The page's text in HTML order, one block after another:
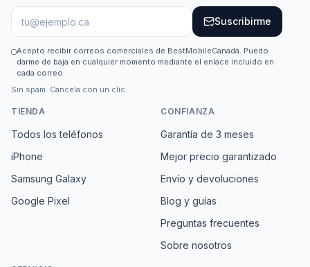
Suscribirme
Acepto recibir correos comerciales de BestMobileCanada. Puedo
darme de baja en cualquier momento mediante el enlace incluido en
cada correo.
Sin spam. Cancela con un clic.
TIENDA
Todos los teléfonos
iPhone
Samsung Galaxy
Google Pixel
CONFIANZA
Garantía de 3 meses
Mejor precio garantizado
Envío y devoluciones
Blog y guías
Preguntas frecuentes
Sobre nosotros